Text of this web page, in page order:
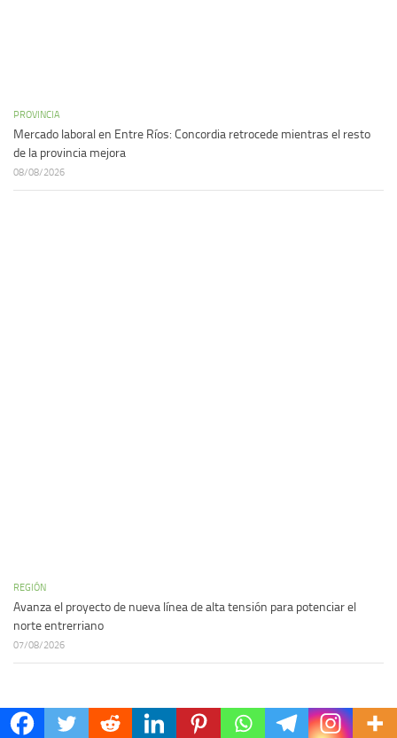
PROVINCIA
Mercado laboral en Entre Ríos: Concordia retrocede mientras el resto
de la provincia mejora
08/08/2026
REGIÓN
Avanza el proyecto de nueva línea de alta tensión para potenciar el
norte entrerriano
07/08/2026